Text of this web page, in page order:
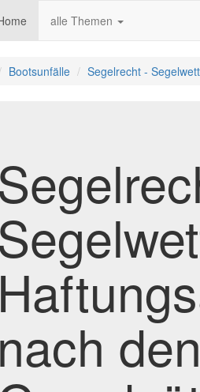
alle Themen
Bootsunfälle Segelrecht -
nach